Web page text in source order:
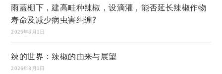
雨蓋棚下，建高畦种辣椒，设滴灌，能否延长辣椒作物
寿命及减少病虫害纠缠?
2026年8月1日
辣的世界：辣椒的由来与展望
2026年8月1日